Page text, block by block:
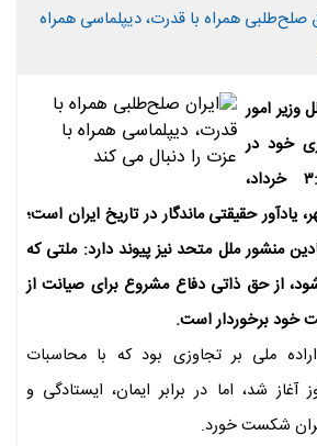
همراه با قدرت، دیپلماسی همراه
وزیر امور
خود در
شبکه ایکس نوشت:۳ خرداد،
یادآور حقیقتی ماندگار در تاریخ ایران است؛
منشور ملل متحد نیز پیوند دارد: ملتی که
از حق ذاتی دفاع مشروع برای صیانت از
خود برخوردار است.
ملی بر تجاوزی بود که با محاسبات
شد، اما در برابر ایمان، ایستادگی و
شکست خورد.